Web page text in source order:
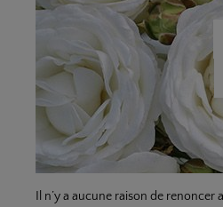
Il n’y a aucune raison de